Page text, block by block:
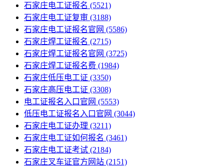
石家庄电工证报名 (5521)
石家庄电工证复审 (3188)
石家庄电工证报名官网 (5586)
石家庄焊工证报名 (2715)
石家庄焊工证报名官网 (3725)
石家庄焊工证报名费 (1984)
石家庄低压电工证 (3350)
石家庄高压电工证 (3308)
电工证报名入口官网 (5553)
低压电工证报名入口官网 (3044)
石家庄电工证办理 (3211)
石家庄电工证如何报名 (3461)
石家庄电工证考试 (2184)
石家庄叉车证官方网站 (2151)